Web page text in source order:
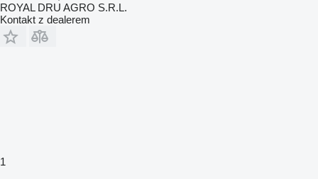
ROYAL DRU AGRO S.R.L.
Kontakt z dealerem
1